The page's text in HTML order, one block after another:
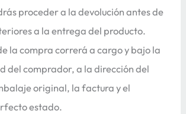
proceder a la devolución antes de
a la entrega del producto.
la compra correrá a cargo y bajo la
del comprador, a la dirección del
original, la factura y el
estado.